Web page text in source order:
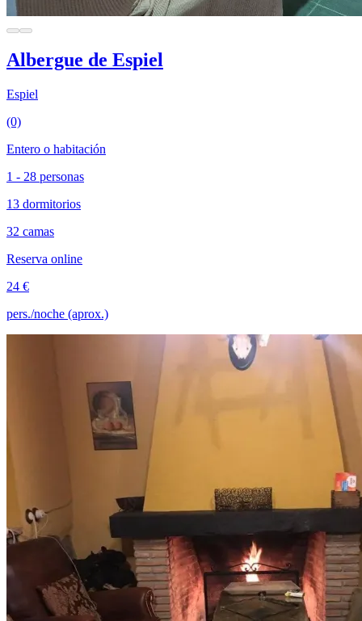
Albergue de Espiel
Espiel
(0)
Entero o habitación
1 - 28 personas
13 dormitorios
32 camas
Reserva online
24 €
pers./noche (aprox.)